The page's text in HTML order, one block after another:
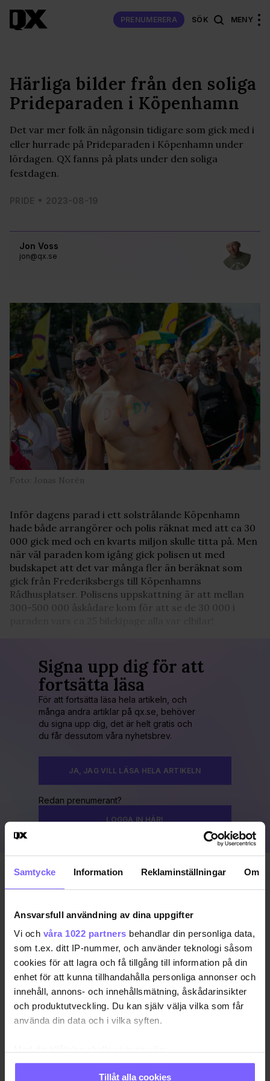
Samtycke Information Reklaminställningar Om
Ansvarsfull användning av dina uppgifter
Vi och våra 1022 partners behandlar din personliga data,
som t.ex. ditt IP-nummer, och använder teknologi såsom
cookies för att lagra och få tillgång till information på din
enhet för att kunna tillhandahålla personliga annonser och
innehåll, annons- och innehållsmätning, åskådarinsikter
och produktutveckling. Du kan själv välja vilka som får
använda din data och i vilka syften.
Samla in information om din geografiska plats
Tillåt alla cookies
PRENUMERERA SÖK MENY
Jon Voss
jon@qx.se
Härliga bilder från den soliga
Prideparaden i Köpenhamn
Det var mer folk än någonsin tidigare som gick med i
eller hurrade på Prideparaden i Köpenhamn under
lördagen. QX fanns på plats under den soliga
festdagen.
PRIDE 2023-08-19
Foto: Jonas Norén
Inför dagens parad i ett solstrålande Köpenhamn
hade både arrangörer och polis räknat med att ca 30
000 gick med och en kvarts miljon skulle titta på. Men
när väl paraden kom igång gick polisen ut med
budskapet att det var många fler än beräknat som
gick från Frederiksbergs till Köpenhamns
Rådhusplatser. Polisens uppskattning är att mellan
300-500 000 åskådare kom för att se de 30 000 i
Signa upp dig för att
fortsätta läsa
För att fortsätta läsa hela artikeln, och
många andra artiklar på qx.se, behöver
du signa upp dig, det är helt gratis och
du får dessutom våra nyhetsbrev.
JA, JAG VILL LÄSA HELA ARTIKELN
Redan prenumerant?
LOGGA IN HÄR!
Uppdaterad 2024-03-15
KÖPENHAMN PRIDE PRIDE 2023
DELA DEN HÄR ARTIKELN